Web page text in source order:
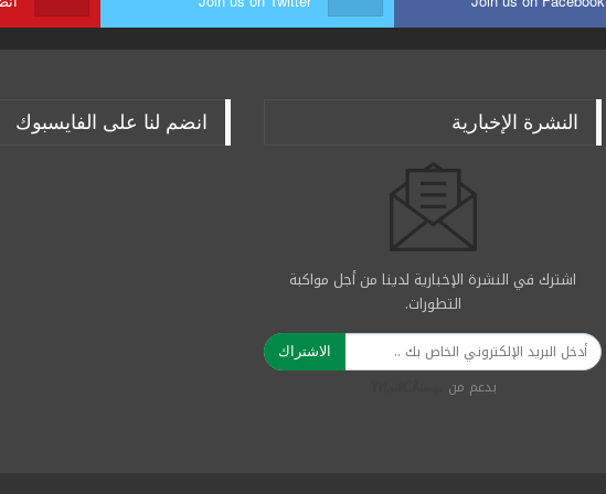
النشرة الإخبارية
اشترك في النشرة الإخبارية لدينا من أجل مواكبة
التطورات.
الاشتراك
بدعم من
انضم لنا على الفايسبوك